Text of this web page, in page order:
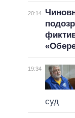
20:14
19:34
суд